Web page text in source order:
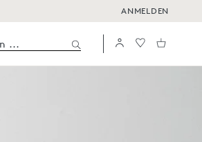
ANMELDEN